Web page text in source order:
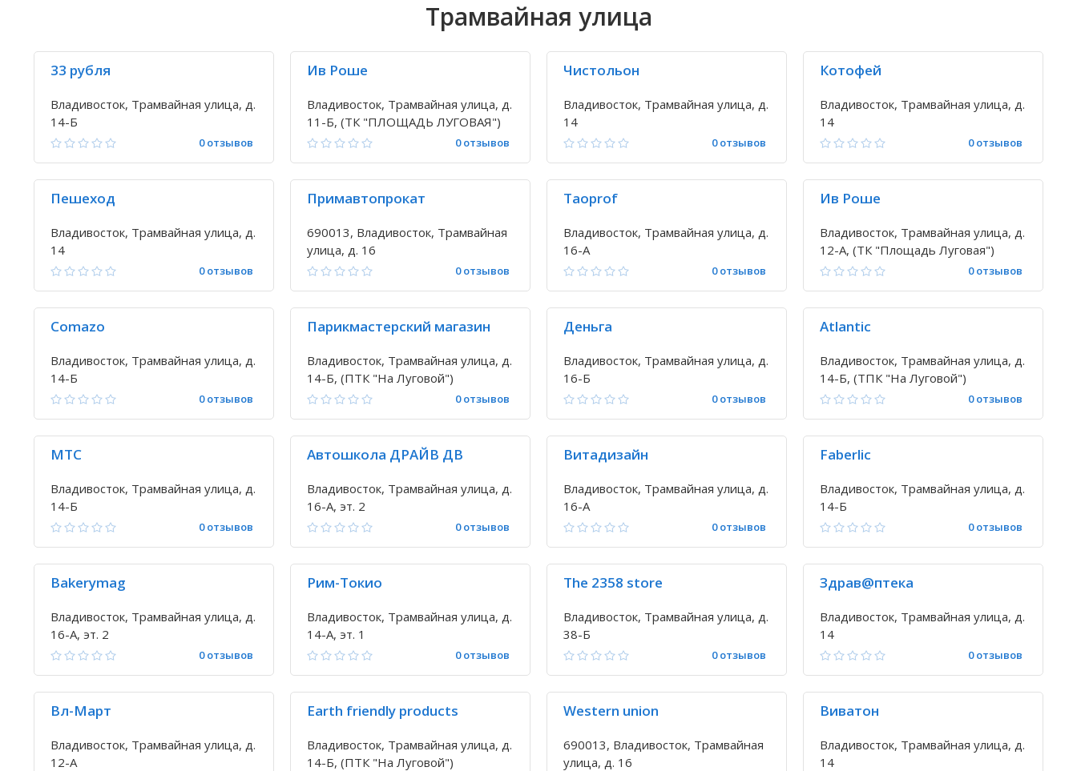
Трамвайная улица
33 рубля
Владивосток, Трамвайная улица, д.
14-Б
0 отзывов
Ив Роше
Владивосток, Трамвайная улица, д.
11-Б, (ТК "ПЛОЩАДЬ ЛУГОВАЯ")
0 отзывов
Чистольон
Владивосток, Трамвайная улица, д.
14
0 отзывов
Котофей
Владивосток, Трамвайная улица, д.
14
0 отзывов
Пешеход
Владивосток, Трамвайная улица, д.
14
0 отзывов
Примавтопрокат
690013, Владивосток, Трамвайная
улица, д. 16
0 отзывов
Taoprof
Владивосток, Трамвайная улица, д.
16-А
0 отзывов
Ив Роше
Владивосток, Трамвайная улица, д.
12-А, (ТК "Площадь Луговая")
0 отзывов
Comazo
Владивосток, Трамвайная улица, д.
14-Б
0 отзывов
Парикмастерский магазин
Владивосток, Трамвайная улица, д.
14-Б, (ПТК "На Луговой")
0 отзывов
Деньга
Владивосток, Трамвайная улица, д.
16-Б
0 отзывов
Atlantic
Владивосток, Трамвайная улица, д.
14-Б, (ТПК "На Луговой")
0 отзывов
МТС
Владивосток, Трамвайная улица, д.
14-Б
0 отзывов
Автошкола ДРАЙВ ДВ
Владивосток, Трамвайная улица, д.
16-А, эт. 2
0 отзывов
Витадизайн
Владивосток, Трамвайная улица, д.
16-А
0 отзывов
Faberlic
Владивосток, Трамвайная улица, д.
14-Б
0 отзывов
Bakerymag
Владивосток, Трамвайная улица, д.
16-А, эт. 2
0 отзывов
Рим-Токио
Владивосток, Трамвайная улица, д.
14-А, эт. 1
0 отзывов
The 2358 store
Владивосток, Трамвайная улица, д.
38-Б
0 отзывов
Здрав@птека
Владивосток, Трамвайная улица, д.
14
0 отзывов
Вл-Март
Владивосток, Трамвайная улица, д.
12-А
Earth friendly products
Владивосток, Трамвайная улица, д.
14-Б, (ПТК "На Луговой")
Western union
690013, Владивосток, Трамвайная
улица, д. 16
Виватон
Владивосток, Трамвайная улица, д.
14